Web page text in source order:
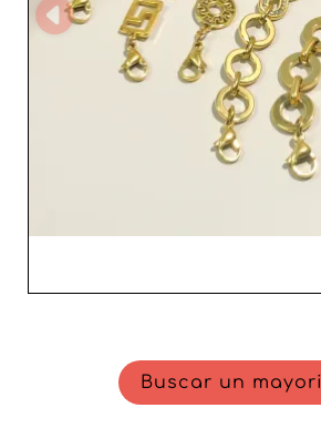
Buscar un